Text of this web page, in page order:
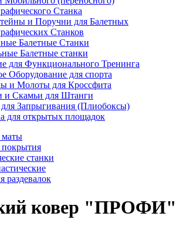
Станка
и Поручни для Балетных
Станков
Балетные Станки
Балетные станки
для Функционального Тренинга
Оборудование для спорта
и Молоты для Кроссфита
и Скамьи для Штанги
Запрыгивания (Плиобоксы)
для открытых площадок
станки
раздевалок
ковер "ПРОФИ"